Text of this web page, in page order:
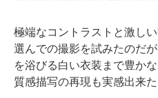
極端なコントラストと激し
選んでの撮影を試みたのだ
を浴びる白い衣装まで豊か
質感描写の再現も実感出来た